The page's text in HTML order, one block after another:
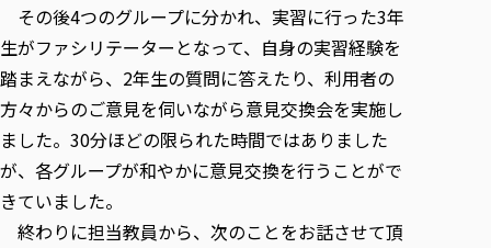
社会人学生の育児支援（一時預かり）
学生総合補償制度
スポーツ傷害保険
その後4つのグループに分かれ、実習に行った3年
生がファシリテーターとなって、自身の実習経験を
踏まえながら、2年生の質問に答えたり、利用者の
方々からのご意見を伺いながら意見交換会を実施し
ました。30分ほどの限られた時間ではありました
が、各グループが和やかに意見交換を行うことがで
きていました。
終わりに担当教員から、次のことをお話させて頂